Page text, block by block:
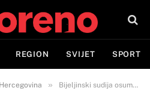
REGION SVIJET SPORT
» Bijeljinski sudija osumnjičen da je odavao informacije kriminalcima